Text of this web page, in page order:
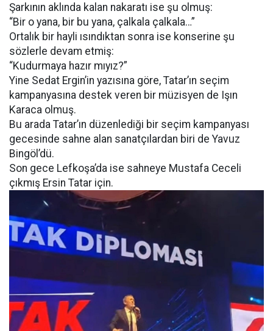
Şarkının aklında kalan nakaratı ise şu olmuş:
“Bir o yana, bir bu yana, çalkala çalkala…”
Ortalık bir hayli ısındıktan sonra ise konserine şu
sözlerle devam etmiş:
“Kudurmaya hazır mıyız?”
Yine Sedat Ergin’in yazısına göre, Tatar’ın seçim
kampanyasına destek veren bir müzisyen de Işın
Karaca olmuş.
Bu arada Tatar’ın düzenlediği bir seçim kampanyası
gecesinde sahne alan sanatçılardan biri de Yavuz
Bingöl’dü.
Son gece Lefkoşa’da ise sahneye Mustafa Ceceli
çıkmış Ersin Tatar için.